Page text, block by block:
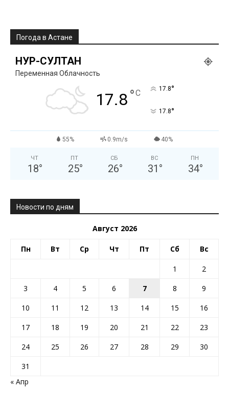
Погода в Астане
НУР-СУЛТАН
Переменная Облачность
17.8°C 17.8°
17.8°
55% 0.9m/s 40%
ЧТ
18°
ПТ
25°
СБ
26°
ВС
31 °
ПН
34°
Новости по дням
Август 2026
Пн Вт Ср Чт Пт Сб Вс
1
2
3
4 5 6 7 8
9
10
11 12 13 14 15
16
17
18 19 20 21 22
23
24
25 26 27 28 29
30
31
« Апр